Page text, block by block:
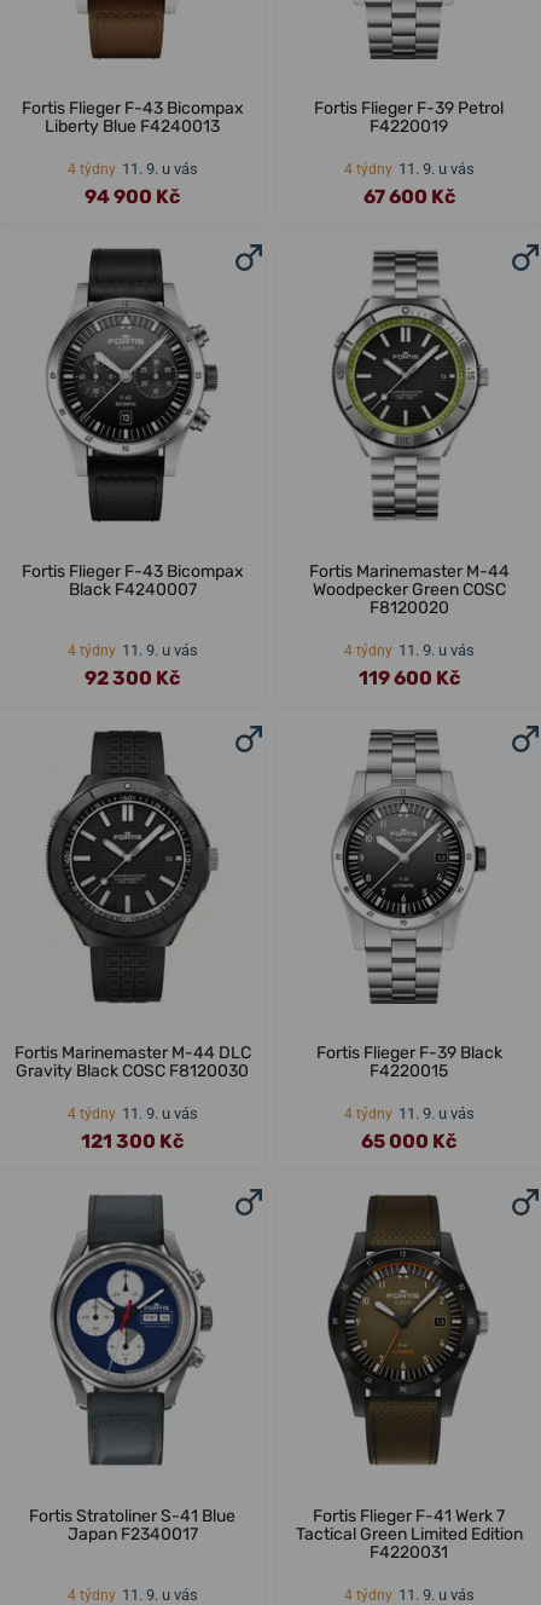
Fortis Flieger F-43 Bicompax
Liberty Blue F4240013
4 týdny 11. 9. u vás
94 900 Kč
Fortis Flieger F-39 Petrol
F4220019
4 týdny 11. 9. u vás
67 600 Kč
Fortis Flieger F-43 Bicompax
Black F4240007
4 týdny 11. 9. u vás
92 300 Kč
Fortis Marinemaster M-44
Woodpecker Green COSC
F8120020
4 týdny 11. 9. u vás
119 600 Kč
Fortis Marinemaster M-44 DLC
Gravity Black COSC F8120030
4 týdny 11. 9. u vás
121 300 Kč
Fortis Flieger F-39 Black
F4220015
4 týdny 11. 9. u vás
65 000 Kč
Fortis Stratoliner S-41 Blue
Japan F2340017
4 týdny 11. 9. u vás
Fortis Flieger F-41 Werk 7
Tactical Green Limited Edition
F4220031
4 týdny 11. 9. u vás